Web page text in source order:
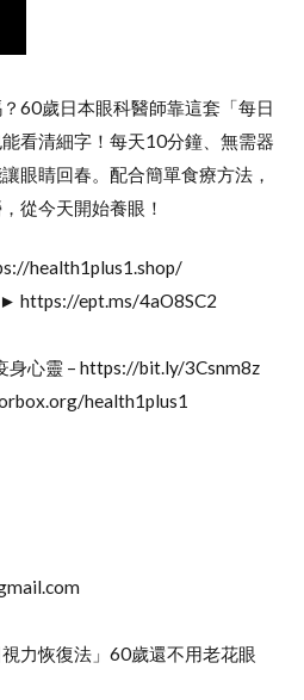
60歲日本眼科醫師靠這套「每日
看清細字！每天10分鐘、無需器
眼睛回春。配合簡單食療方法，
從今天開始養眼！
health1plus1.shop/
https://ept.ms/4aO8SC2
心靈 – https://bit.ly/3Csnm8z
health1plus1
力恢復法」60歲還不用老花眼